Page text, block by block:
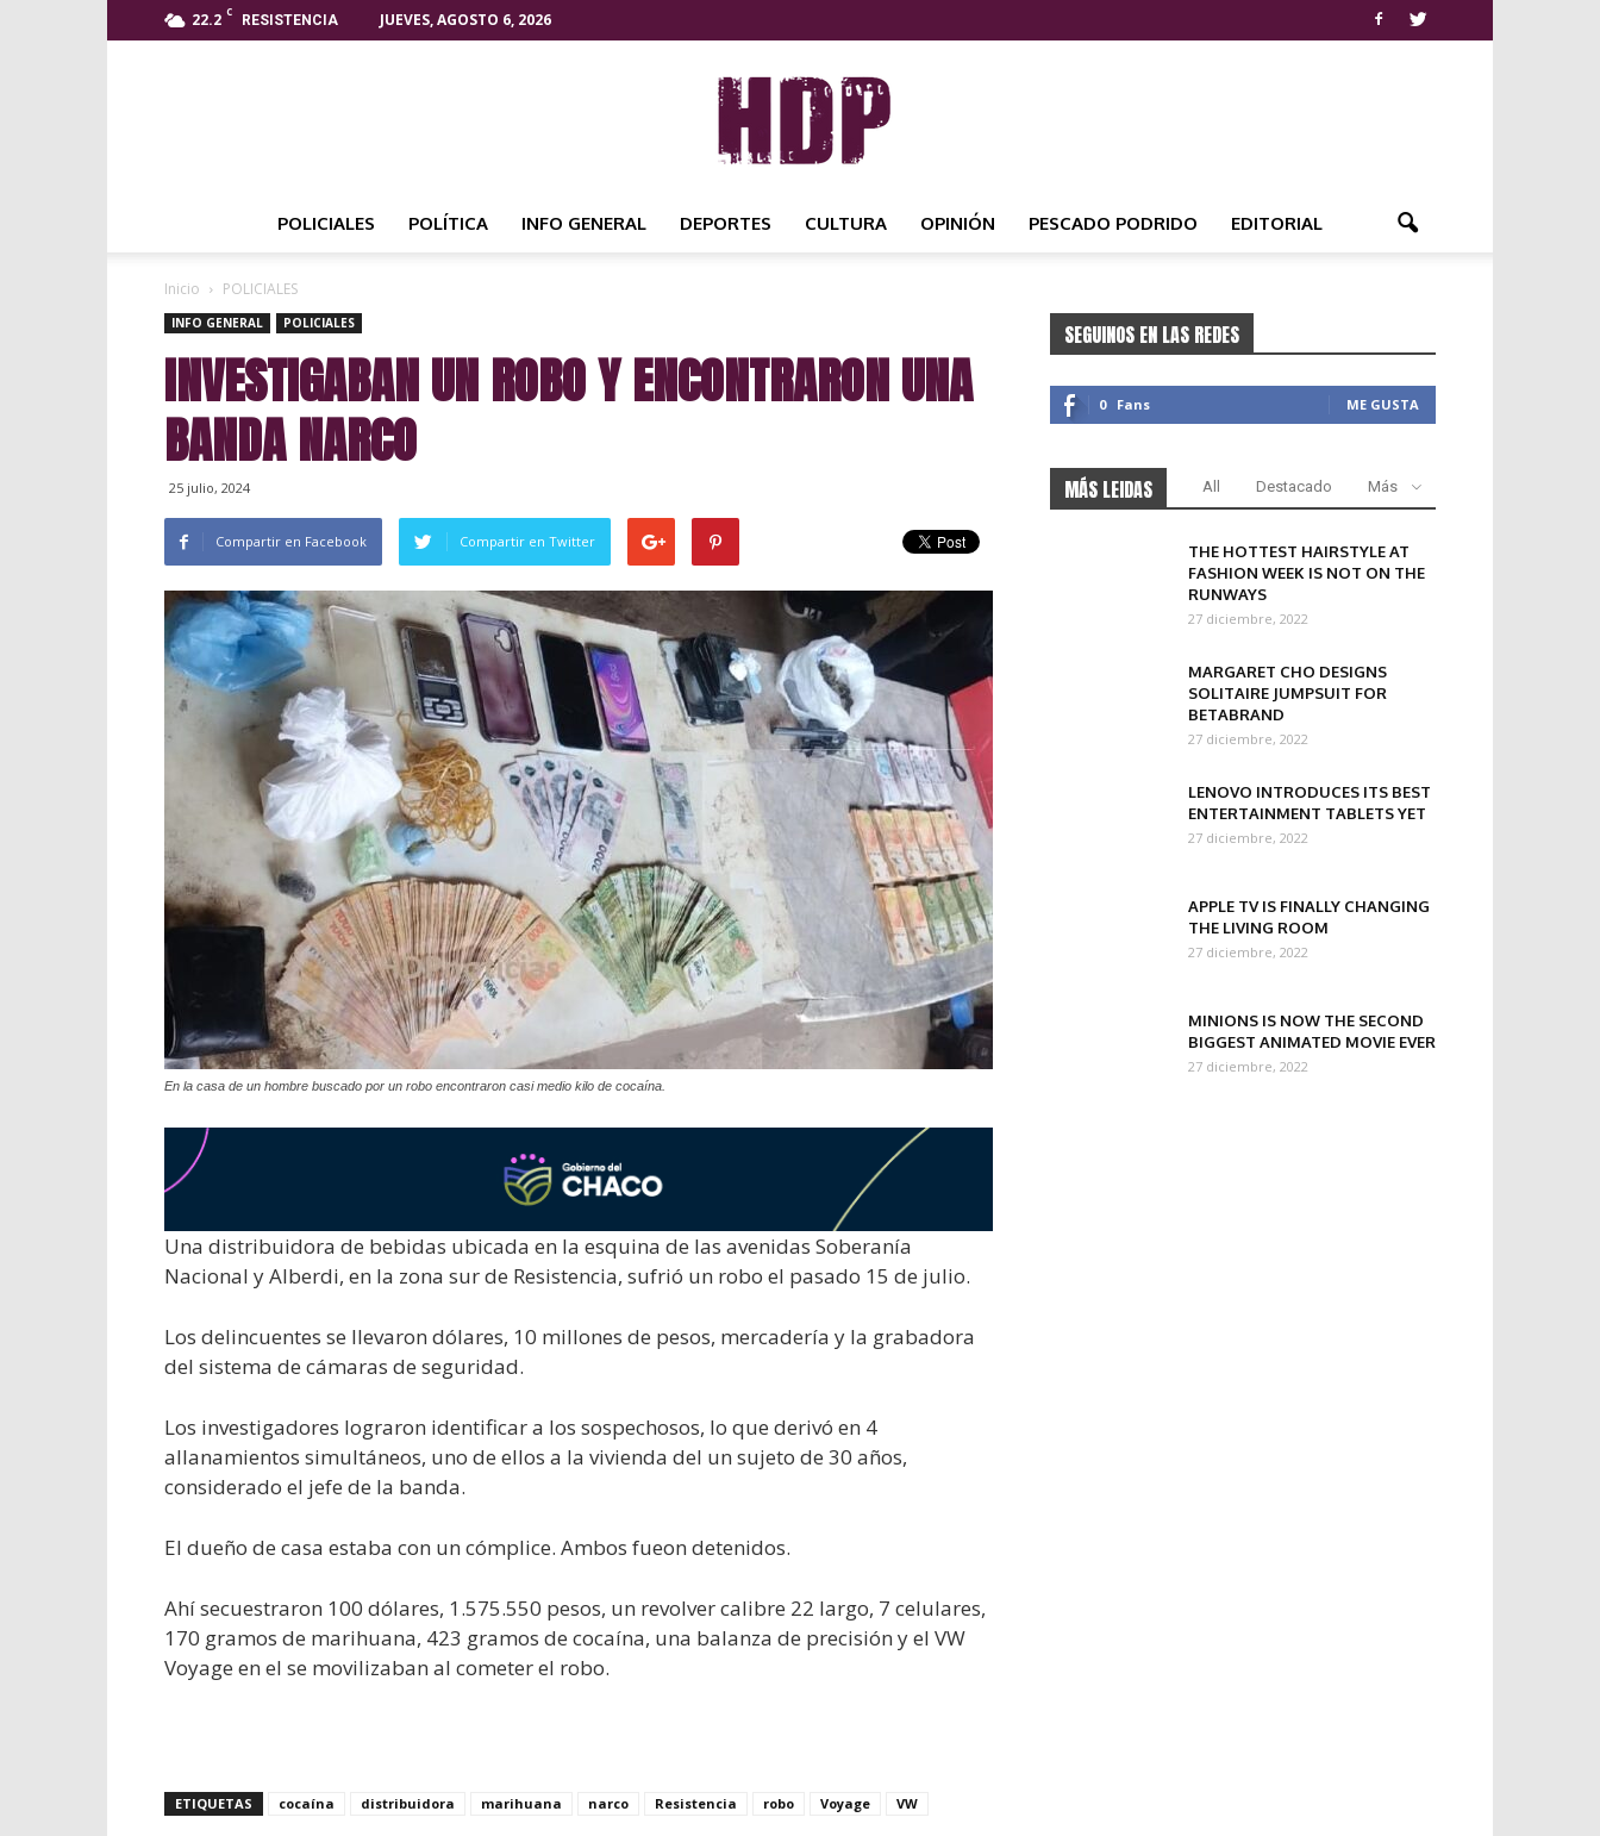
22.2 C
RESISTENCIA JUEVES, AGOSTO 6, 2026
NOTICIAS
POLICIALES POLÍTICA INFO GENERAL DEPORTES CULTURA OPINIÓN PESCADO PODRIDO EDITORIAL
Inicio POLICIALES
INFO GENERAL POLICIALES
INVESTIGABAN UN ROBO Y ENCONTRARON UNA
BANDA NARCO
25 julio, 2024
Compartir en Facebook Compartir en Twitter
En la casa de un hombre buscado por un robo encontraron casi medio kilo de cocaína.
Una distribuidora de bebidas ubicada en la esquina de las avenidas Soberanía
Nacional y Alberdi, en la zona sur de Resistencia, sufrió un robo el pasado 15 de julio.
Los delincuentes se llevaron dólares, 10 millones de pesos, mercadería y la grabadora
del sistema de cámaras de seguridad.
Los investigadores lograron identificar a los sospechosos, lo que derivó en 4
allanamientos simultáneos, uno de ellos a la vivienda del un sujeto de 30 años,
considerado el jefe de la banda.
El dueño de casa estaba con un cómplice. Ambos fueon detenidos.
Ahí secuestraron 100 dólares, 1.575.550 pesos, un revolver calibre 22 largo, 7 celulares,
170 gramos de marihuana, 423 gramos de cocaína, una balanza de precisión y el VW
Voyage en el se movilizaban al cometer el robo.
ETIQUETAS cocaína distribuidora marihuana narco Resistencia robo Voyage VW
SEGUINOS EN LAS REDES
0 Fans ME GUSTA
MÁS LEIDAS All Destacado Más
THE HOTTEST HAIRSTYLE AT
FASHION WEEK IS NOT ON THE
RUNWAYS
27 diciembre, 2022
MARGARET CHO DESIGNS
SOLITAIRE JUMPSUIT FOR
BETABRAND
27 diciembre, 2022
LENOVO INTRODUCES ITS BEST
ENTERTAINMENT TABLETS YET
27 diciembre, 2022
APPLE TV IS FINALLY CHANGING
THE LIVING ROOM
27 diciembre, 2022
MINIONS IS NOW THE SECOND
BIGGEST ANIMATED MOVIE EVER
27 diciembre, 2022